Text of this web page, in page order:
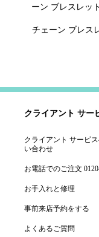
ーン ブレスレッ
チェーン ブレス
クライアント サー
クライアント サービ
い合わせ
お電話でのご注文
お手入れと修理
事前来店予約をする
よくあるご質問